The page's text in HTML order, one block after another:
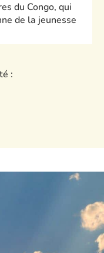
du Congo, qui
de la jeunesse
: